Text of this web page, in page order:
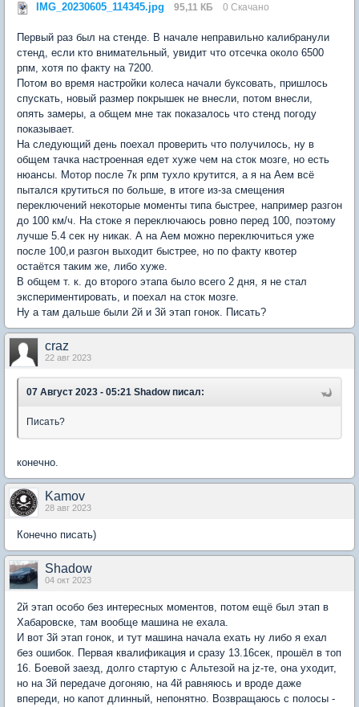
IMG_20230605_114345.jpg
95,11 КБ 0 Скачано
Первый раз был на стенде. В начале неправильно калибранули
стенд, если кто внимательный, увидит что отсечка около 6500
рпм, хотя по факту на 7200.
Потом во время настройки колеса начали буксовать, пришлось
спускать, новый размер покрышек не внесли, потом внесли,
опять замеры, а общем мне так показалось что стенд погоду
показывает.
На следующий день поехал проверить что получилось, ну в
общем тачка настроенная едет хуже чем на сток мозге, но есть
нюансы. Мотор после 7к рпм тухло крутится, а я на Аем всё
пытался крутиться по больше, в итоге из-за смещения
переключений некоторые моменты типа быстрее, например разгон
до 100 км/ч. На стоке я переключаюсь ровно перед 100, поэтому
лучше 5.4 сек ну никак. А на Аем можно переключиться уже
после 100,и разгон выходит быстрее, но по факту квотер
остаётся таким же, либо хуже.
В общем т. к. до второго этапа было всего 2 дня, я не стал
экспериментировать, и поехал на сток мозге.
Ну а там дальше были 2й и 3й этап гонок. Писать?
craz
22 авг 2023
07 Август 2023 - 05:21 Shadow писал:
Писать?
конечно.
Kamov
28 авг 2023
Конечно писать)
Shadow
04 окт 2023
2й этап особо без интересных моментов, потом ещё был этап в
Хабаровске, там вообще машина не ехала.
И вот 3й этап гонок, и тут машина начала ехать ну либо я ехал
без ошибок. Первая квалификация и сразу 13.16сек, прошёл в топ
16. Боевой заезд, долго стартую с Альтезой на jz-те, она уходит,
но на 3й передаче догоняю, на 4й равняюсь и вроде даже
впереди, но капот длинный, непонятно. Возвращаюсь с полосы -